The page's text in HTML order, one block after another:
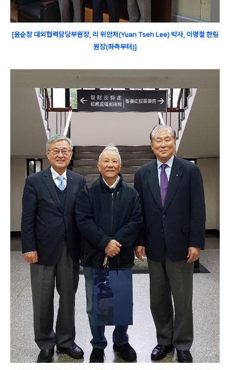
[윤순창 대외협력담당부원장, 리 위안저(Yuan Tseh Lee) 박사, 이명철 한림
원장(좌측부터)]